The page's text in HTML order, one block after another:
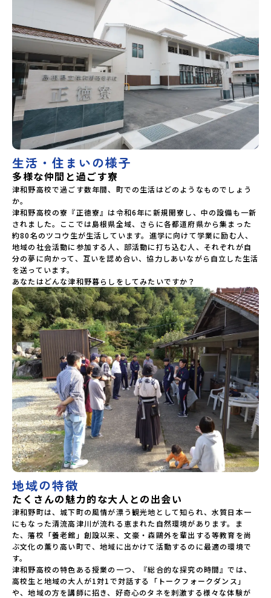
生活・住まいの様子
多様な仲間と過ごす寮
津和野高校で過ごす数年間、町での生活はどのようなものでしょう
か。
津和野高校の寮『正徳寮』は令和6年に新規開寮し、中の設備も一新
されました。ここでは島根県全域、さらに各都道府県から集まった
約80名のツコウ生が生活しています。進学に向けて学業に励む人、
地域の社会活動に参加する人、部活動に打ち込む人、それぞれが自
分の夢に向かって、互いを認め合い、協力しあいながら自立した生活
を送っています。
あなたはどんな津和野暮らしをしてみたいですか？
地域の特徴
たくさんの魅力的な大人との出会い
津和野町は、城下町の風情が漂う観光地として知られ、水質日本一
にもなった清流高津川が流れる恵まれた自然環境があります。ま
た、藩校「養老館」創設以来、文豪・森鷗外を輩出する等教育を尚
ぶ文化の薫り高い町で、地域に出かけて活動するのに最適の環境で
す。
津和野高校の特色ある授業の一つ、『総合的な探究の時間』では、
高校生と地域の大人が1対1で対話する「トークフォークダンス」
や、地域の方を講師に招き、好奇心のタネを刺激する様々な体験が